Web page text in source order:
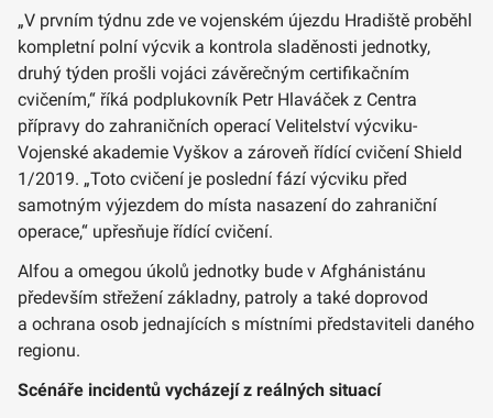
„V prvním týdnu zde ve vojenském újezdu Hradiště proběhl
kompletní polní výcvik a kontrola sladěnosti jednotky,
druhý týden prošli vojáci závěrečným certifikačním
cvičením,“ říká podplukovník Petr Hlaváček z Centra
přípravy do zahraničních operací Velitelství výcviku-
Vojenské akademie Vyškov a zároveň řídící cvičení Shield
1/2019. „Toto cvičení je poslední fází výcviku před
samotným výjezdem do místa nasazení do zahraniční
operace,“ upřesňuje řídící cvičení.
Alfou a omegou úkolů jednotky bude v Afghánistánu
především střežení základny, patroly a také doprovod
a ochrana osob jednajících s místními představiteli daného
regionu.
Scénáře incidentů vycházejí z reálných situací